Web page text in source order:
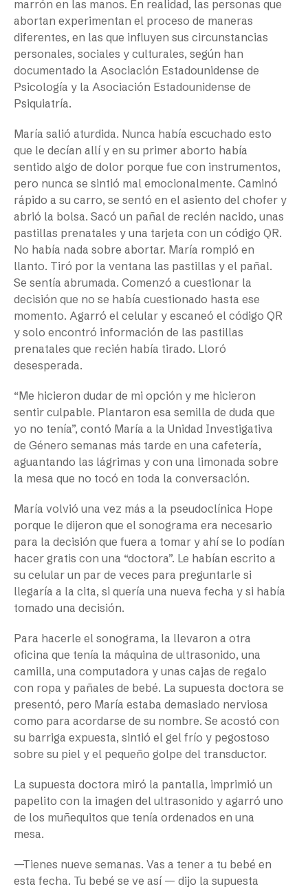
marrón en las manos. En realidad, las personas que
abortan experimentan el proceso de maneras
diferentes, en las que influyen sus circunstancias
personales, sociales y culturales, según han
documentado la Asociación Estadounidense de
Psicología y la Asociación Estadounidense de
Psiquiatría.
María salió aturdida. Nunca había escuchado esto
que le decían allí y en su primer aborto había
sentido algo de dolor porque fue con instrumentos,
pero nunca se sintió mal emocionalmente. Caminó
rápido a su carro, se sentó en el asiento del chofer y
abrió la bolsa. Sacó un pañal de recién nacido, unas
pastillas prenatales y una tarjeta con un código QR.
No había nada sobre abortar. María rompió en
llanto. Tiró por la ventana las pastillas y el pañal.
Se sentía abrumada. Comenzó a cuestionar la
decisión que no se había cuestionado hasta ese
momento. Agarró el celular y escaneó el código QR
y solo encontró información de las pastillas
prenatales que recién había tirado. Lloró
desesperada.
“Me hicieron dudar de mi opción y me hicieron
sentir culpable. Plantaron esa semilla de duda que
yo no tenía”, contó María a la Unidad Investigativa
de Género semanas más tarde en una cafetería,
aguantando las lágrimas y con una limonada sobre
la mesa que no tocó en toda la conversación.
María volvió una vez más a la pseudoclínica Hope
porque le dijeron que el sonograma era necesario
para la decisión que fuera a tomar y ahí se lo podían
hacer gratis con una “doctora”. Le habían escrito a
su celular un par de veces para preguntarle si
llegaría a la cita, si quería una nueva fecha y si había
tomado una decisión.
Para hacerle el sonograma, la llevaron a otra
oficina que tenía la máquina de ultrasonido, una
camilla, una computadora y unas cajas de regalo
con ropa y pañales de bebé. La supuesta doctora se
presentó, pero María estaba demasiado nerviosa
como para acordarse de su nombre. Se acostó con
su barriga expuesta, sintió el gel frío y pegostoso
sobre su piel y el pequeño golpe del transductor.
La supuesta doctora miró la pantalla, imprimió un
papelito con la imagen del ultrasonido y agarró uno
de los muñequitos que tenía ordenados en una
mesa.
—Tienes nueve semanas. Vas a tener a tu bebé en
esta fecha. Tu bebé se ve así — dijo la supuesta